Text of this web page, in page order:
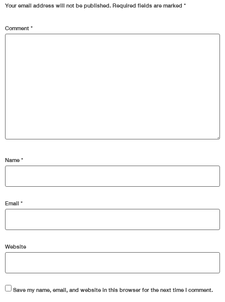
Your email address will not be published.Required fields are marked *
Comment*
Name*
Email *
Website
Save my name, email, and website in this browser for the next time I comment.